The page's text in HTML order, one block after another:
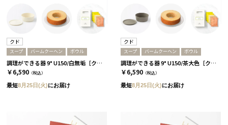
クド
スープ バームクーヘン ボウル
調理ができる器 9° U150/白無垢［クド］+バームクーヘン+スープ
￥6,590 （税込）
最短8月25日(火)にお届け
クド
スープ バームクーヘン ボウル
調理ができる器 9° U150/茶大色［クド］+バームクーヘン+スープ
￥6,590 （税込）
最短8月25日(火)にお届け